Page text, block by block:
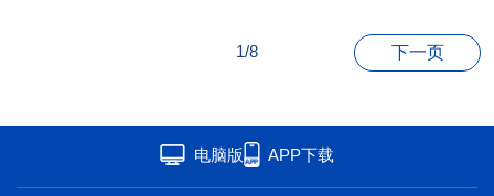
1/8 下一页
电脑版 APP下载